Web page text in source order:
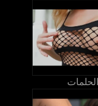
الحلمات